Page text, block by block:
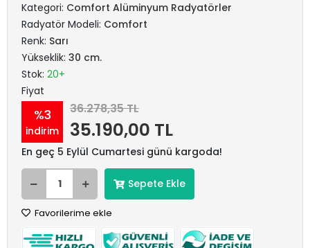
Kategori: Comfort Alüminyum Radyatörler
Radyatör Modeli: Comfort
Renk: Sarı
Yükseklik: 30 cm.
Stok: 20+
Fiyat
%3
indirim
36.278,35 TL
35.190,00 TL
En geç 5 Eylül Cumartesi günü kargoda!
Sepete Ekle
Favorilerime ekle